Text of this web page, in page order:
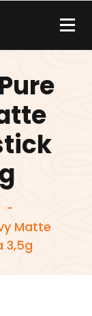
-
Matte
3,5g